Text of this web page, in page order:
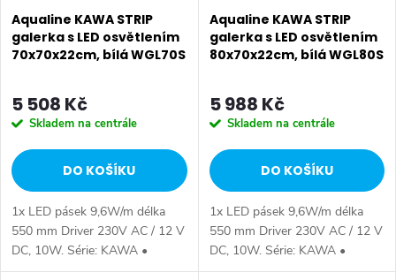
Aqualine KAWA STRIP
galerka s LED osvětlením
70x70x22cm, bílá WGL70S
5 508 Kč
Skladem na centrále
DO KOŠÍKU
1x LED pásek 9,6W/m délka
550 mm Driver 230V AC / 12 V
DC, 10W. Série: KAWA •
Rozměr: 70x70,4x21,6 cm •
Aqualine KAWA STRIP
galerka s LED osvětlením
80x70x22cm, bílá WGL80S
5 988 Kč
Skladem na centrále
DO KOŠÍKU
1x LED pásek 9,6W/m délka
550 mm Driver 230V AC / 12 V
DC, 10W. Série: KAWA •
Rozměr: 80x70,4x21,6 cm •